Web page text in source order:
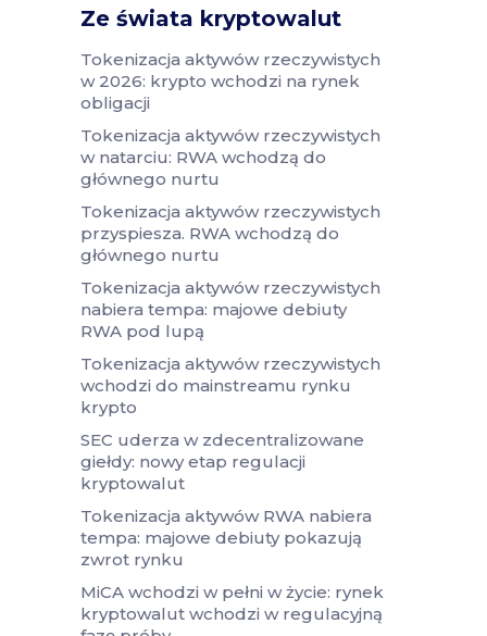
Ze świata kryptowalut
Tokenizacja aktywów rzeczywistych
w 2026: krypto wchodzi na rynek
obligacji
Tokenizacja aktywów rzeczywistych
w natarciu: RWA wchodzą do
głównego nurtu
Tokenizacja aktywów rzeczywistych
przyspiesza. RWA wchodzą do
głównego nurtu
Tokenizacja aktywów rzeczywistych
nabiera tempa: majowe debiuty
RWA pod lupą
Tokenizacja aktywów rzeczywistych
wchodzi do mainstreamu rynku
krypto
SEC uderza w zdecentralizowane
giełdy: nowy etap regulacji
kryptowalut
Tokenizacja aktywów RWA nabiera
tempa: majowe debiuty pokazują
zwrot rynku
MiCA wchodzi w pełni w życie: rynek
kryptowalut wchodzi w regulacyjną